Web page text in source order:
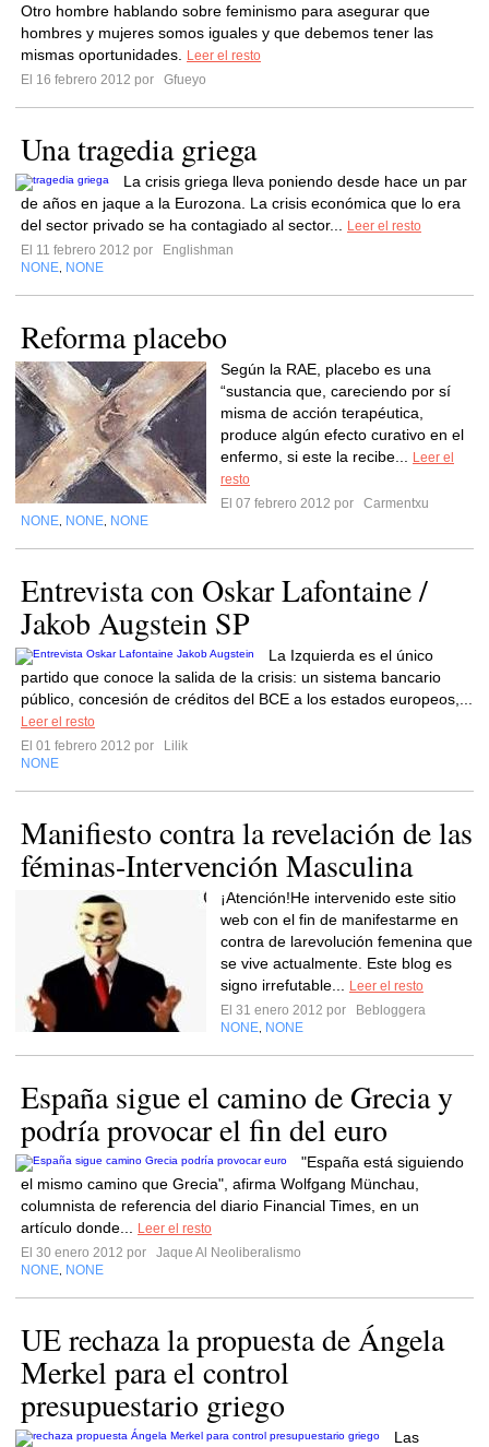
Otro hombre hablando sobre feminismo para asegurar que
hombres y mujeres somos iguales y que debemos tener las
mismas oportunidades.
Leer el resto
El 16 febrero 2012 por
Gfueyo
Una tragedia griega
La crisis griega lleva poniendo desde hace un par
de años en jaque a la Eurozona. La crisis económica que lo era
del sector privado se ha contagiado al sector...
Leer el resto
El 11 febrero 2012 por
Englishman
NONE NONE
Reforma placebo
Según la RAE, placebo es una
“sustancia que, careciendo por sí
misma de acción terapéutica,
produce algún efecto curativo en el
enfermo, si este la recibe...
Leer el
resto
El 07 febrero 2012 por
Carmentxu
NONE NONE NONE
Entrevista con Oskar Lafontaine /
Jakob Augstein SP
La Izquierda es el único
partido que conoce la salida de la crisis: un sistema bancario
público, concesión de créditos del BCE a los estados europeos,...
Leer el resto
El 01 febrero 2012 por
Lilik
NONE
Manifiesto contra la revelación de las
féminas-Intervención Masculina
¡Atención!He intervenido este sitio
web con el fin de manifestarme en
contra de larevolución femenina que
se vive actualmente. Este blog es
signo irrefutable...
Leer el resto
El 31 enero 2012 por
Bebloggera
NONE NONE
España sigue el camino de Grecia y
podría provocar el fin del euro
"España está siguiendo
el mismo camino que Grecia", afirma Wolfgang Münchau,
columnista de referencia del diario Financial Times, en un
artículo donde...
Leer el resto
El 30 enero 2012 por
Jaque Al Neoliberalismo
NONE NONE
UE rechaza la propuesta de Ángela
Merkel para el control
presupuestario griego
Las